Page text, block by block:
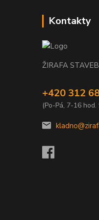
Kontakty
ŽIRAFA
+420 312
(Po-Pá, 7-16